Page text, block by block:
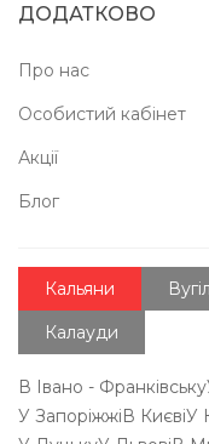
ДОДАТКОВО
Про нас
Особистий кабінет
Акції
Блог
Кальяни
Калауди
В Івано - Франківську
У ЗапоріжжіВ КиєвіУ